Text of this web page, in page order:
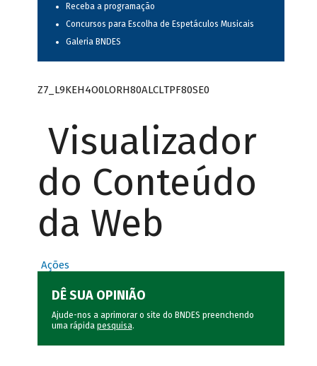
Receba a programação
Concursos para Escolha de Espetáculos Musicais
Galeria BNDES
Z7_L9KEH4O0LORH80ALCLTPF80SE0
Visualizador
do Conteúdo
da Web
Ações
DÊ SUA OPINIÃO
Ajude-nos a aprimorar o site do BNDES preenchendo
uma rápida pesquisa.